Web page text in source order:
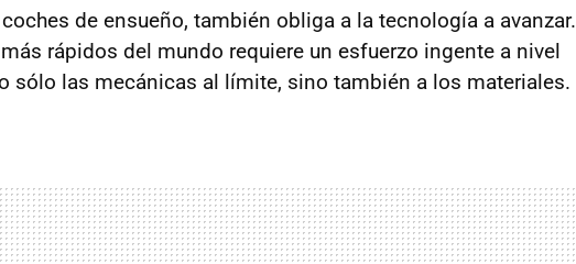
de ensueño, también obliga a la tecnología a avanzar.
rápidos del mundo requiere un esfuerzo ingente a nivel
sólo las mecánicas al límite, sino también a los materiales.